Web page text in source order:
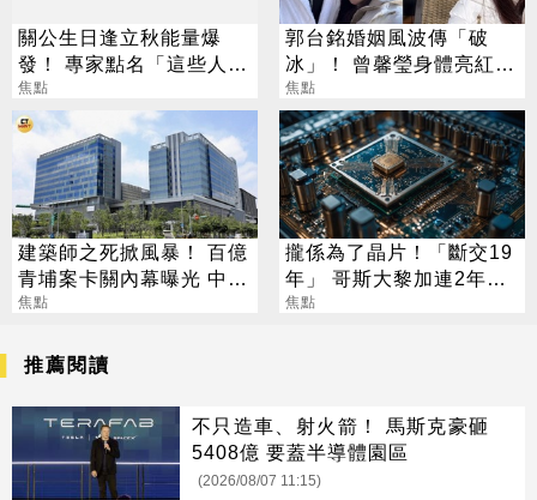
關公生日逢立秋能量爆
發！ 專家點名「這些人」
別亂拜
焦點
郭台銘婚姻風波傳「破
冰」！ 曾馨瑩身體亮紅燈
18年婚姻驚傳出現轉機
焦點
建築師之死掀風暴！ 百億
青埔案卡關內幕曝光 中
央、地方互踢皮球
焦點
攏係為了晶片！「斷交19
年」 哥斯大黎加連2年來
台
焦點
推薦閱讀
不只造車、射火箭！ 馬斯克豪砸
5408億 要蓋半導體園區
(2026/08/07 11:15)